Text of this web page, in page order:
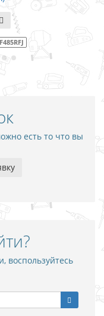
есть то что вы
воспользуйтесь